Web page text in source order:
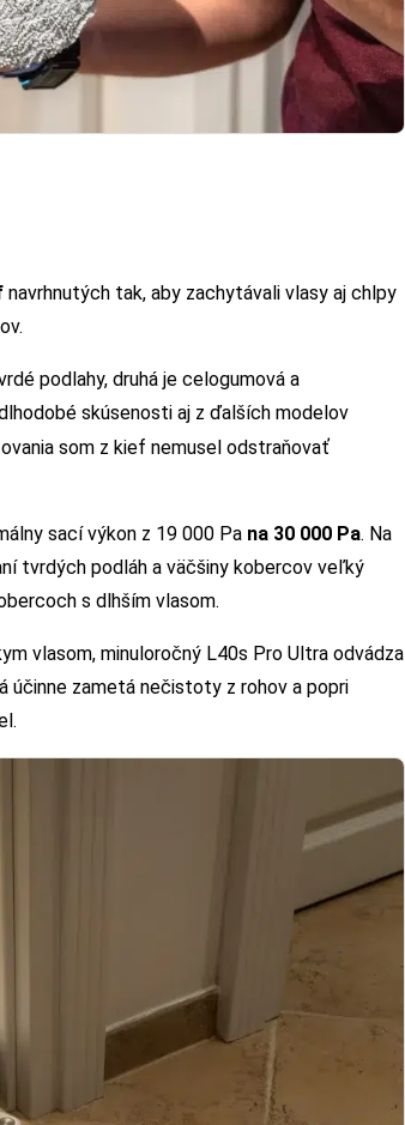
navrhnutých tak, aby zachytávali vlasy aj chlpy
podlahy, druhá je celogumová a
skúsenosti aj z ďalších modelov
som z kief nemusel odstraňovať
sací výkon z 19 000 Pa na 30 000 Pa. Na
tvrdých podláh a väčšiny kobercov veľký
s dlhším vlasom.
vlasom, minuloročný L40s Pro Ultra odvádza
účinne zametá nečistoty z rohov a popri